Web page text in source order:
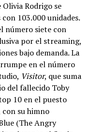
Rodrigo se
103.000 unidades.
número siete con
por el streaming,
bajo demanda. La
en el número
Visitor, que suma
del fallecido Toby
10 en el puesto
su himno
(The Angry